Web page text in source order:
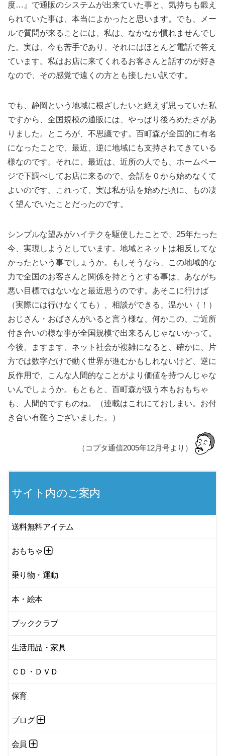
度…』で通販のシステムが出来ていた事と、気持ちも鍛え
られていた事は、本当によかったと思います。でも、メー
ルで質問が来ることには、私は、なかなか慣れませんでし
た。実は、今も苦手であり、それにはほとんど電話で答え
ています。私はお店に来てくれるお客さんと話すのが好き
なので、その感覚で遠くの方とも接したい訳です。
でも、静岡という地域に根ざしたいと絶えず思っていた私
ですから、全国規模の通販には、やっぱり後ろめたさがあ
りました。ところが、不思議です。百町森が全国的に有名
になったことで、最近、逆に地域にも支持されてきている
様なのです。それに、最近は、近所の人でも、ホームペー
ジで下調べしてお店に来るので、会話を０から始めなくて
よいのです。これって、実は私が店を始めた頃に、もの凄
く望んでいたことだったのです。
シンプルな望みがハイテクを駆使したことで、25年たった
今、実現しようとしています。地域とネットは相反してな
かったという事でしょうか。もしそうなら、この地域的な
力で全国のお客さんと関係を持とうとする事は、あながち
悪い目標ではないなと最近思うのです。あそこに行けば
（実際には行けなくても）、相談ができる、温かい（！）
おじさん・おばさんがいると言う様な、何かこの、ご近所
付き合いの様な事が全国規模で出来るんじゃないかって。
今後、ますます、ネット社会が複雑になると、確かに、片
方では数字だけで動く世界が進むかもしれないけど、逆に
反作用で、こんな人間的なことがより価値を持つんじゃな
いんでしょうか。もともと、百町森が扱う本もおもちゃ
も、人間的ですものね。（連載はこれにておしまい。お付
き合い有難うございました。）
（コプタ通信2005年12月号より）
サイト内のご案内
送料無料アイテム
おもちゃ
乗り物・運動
本・絵本
ブッククラブ
生活用品・家具
ＣＤ・ＤＶＤ
保育
ブログ
会員